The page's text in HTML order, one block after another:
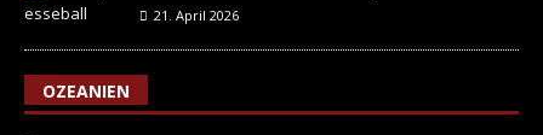
21. April 2026
OZEANIEN